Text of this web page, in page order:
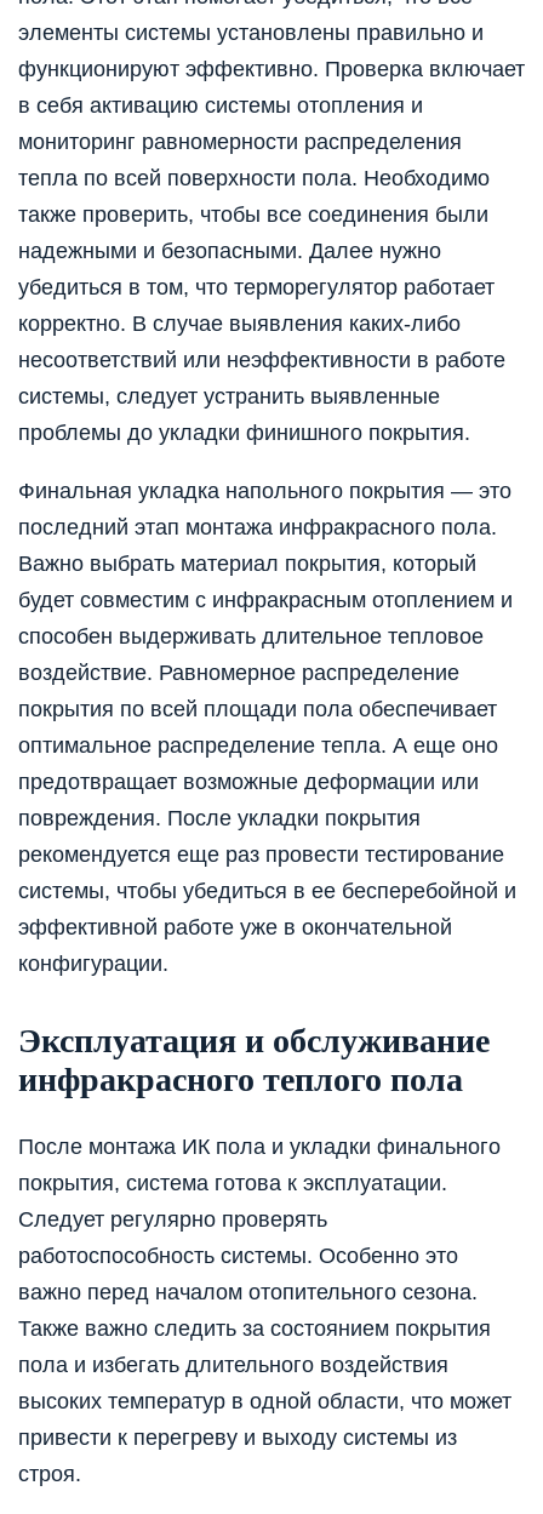
элементы системы установлены правильно и
функционируют эффективно. Проверка включает
в себя активацию системы отопления и
мониторинг равномерности распределения
тепла по всей поверхности пола. Необходимо
также проверить, чтобы все соединения были
надежными и безопасными. Далее нужно
убедиться в том, что терморегулятор работает
корректно. В случае выявления каких-либо
несоответствий или неэффективности в работе
системы, следует устранить выявленные
проблемы до укладки финишного покрытия.
Финальная укладка напольного покрытия — это
последний этап монтажа инфракрасного пола.
Важно выбрать материал покрытия, который
будет совместим с инфракрасным отоплением и
способен выдерживать длительное тепловое
воздействие. Равномерное распределение
покрытия по всей площади пола обеспечивает
оптимальное распределение тепла. А еще оно
предотвращает возможные деформации или
повреждения. После укладки покрытия
рекомендуется еще раз провести тестирование
системы, чтобы убедиться в ее бесперебойной и
эффективной работе уже в окончательной
конфигурации.
Эксплуатация и обслуживание
инфракрасного теплого пола
После монтажа ИК пола и укладки финального
покрытия, система готова к эксплуатации.
Следует регулярно проверять
работоспособность системы. Особенно это
важно перед началом отопительного сезона.
Также важно следить за состоянием покрытия
пола и избегать длительного воздействия
высоких температур в одной области, что может
привести к перегреву и выходу системы из
строя.